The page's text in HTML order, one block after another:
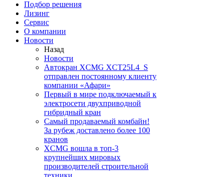
Подбор решения
Лизинг
Сервис
О компании
Новости
Назад
Новости
Автокран XCMG XCT25L4_S
отправлен постоянному клиенту
компании «Афари»
Первый в мире подключаемый к
электросети двухприводной
гибридный кран
Самый продаваемый комбайн!
За рубеж доставлено более 100
кранов
XCMG вошла в топ-3
крупнейших мировых
производителей строительной
техники